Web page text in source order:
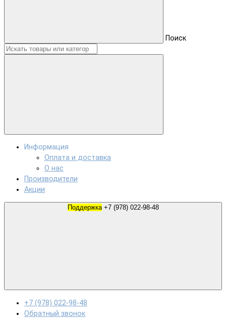
Поиск
Информация
Оплата и доставка
О нас
Производители
Акции
Поддержка +7 (978) 022-98-48
+7 (978) 022-98-48
Обратный звонок